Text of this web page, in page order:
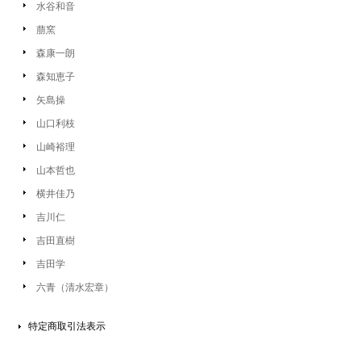
水谷和音
萠窯
森康一朗
森知恵子
矢島操
山口利枝
山崎裕理
山本哲也
横井佳乃
吉川仁
吉田直樹
吉田学
六青（清水宏章）
特定商取引法表示